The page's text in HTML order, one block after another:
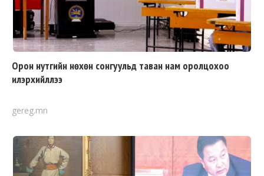
Орон нутгийн нөхөн сонгуульд таван нам оролцохоо
илэрхийллээ
gereg.mn